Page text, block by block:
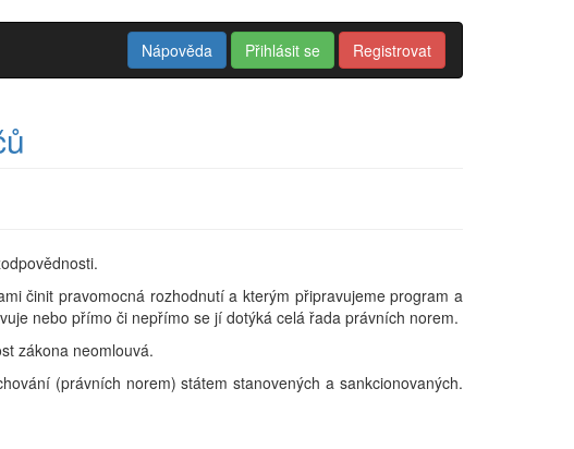
Nápověda Přihlásit se Registrovat
činit pravomocná rozhodnutí a kterým připravujeme program a
nebo přímo či nepřímo se jí dotýká celá řada právních norem.
zákona neomlouvá.
(právních norem) státem stanovených a sankcionovaných.